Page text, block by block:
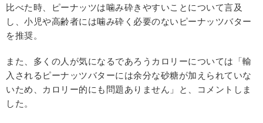
比べた時、ピーナッツは噛み砕きやすいことについて言及
し、小児や高齢者には噛み砕く必要のないピーナッツバター
を推奨。
また、多くの人が気になるであろうカロリーについては「輸
入されるピーナッツバターには余分な砂糖が加えられていな
いため、カロリー的にも問題ありません」と、コメントしま
した。